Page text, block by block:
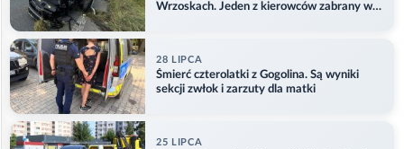
Wrzoskach. Jeden z kierowców zabrany w
28 LIPCA
Śmierć czterolatki z Gogolina. Są wyniki
sekcji zwłok i zarzuty dla matki
25 LIPCA